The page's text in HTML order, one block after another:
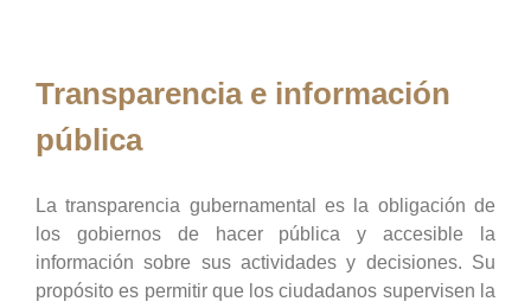
Transparencia e información
pública
La transparencia gubernamental es la obligación de
los gobiernos de hacer pública y accesible la
información sobre sus actividades y decisiones. Su
propósito es permitir que los ciudadanos supervisen la